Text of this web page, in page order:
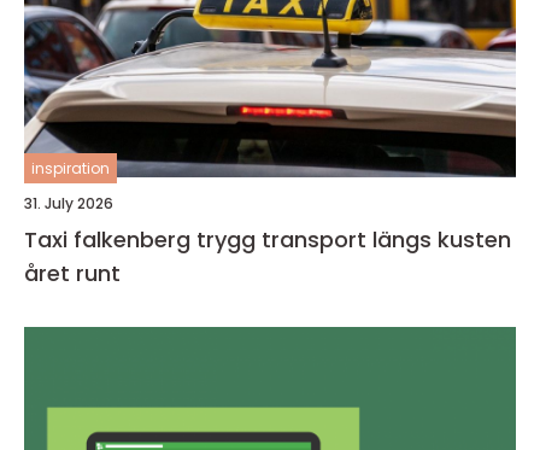
inspiration
31. July 2026
Taxi falkenberg trygg transport längs kusten
året runt